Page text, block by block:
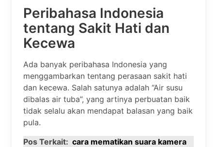
Peribahasa Indonesia
tentang Sakit Hati dan
Kecewa
Ada banyak peribahasa Indonesia yang
menggambarkan tentang perasaan sakit hati
dan kecewa. Salah satunya adalah “Air susu
dibalas air tuba”, yang artinya perbuatan baik
tidak selalu akan mendapat balasan yang baik
pula.
Pos Terkait: cara mematikan suara kamera